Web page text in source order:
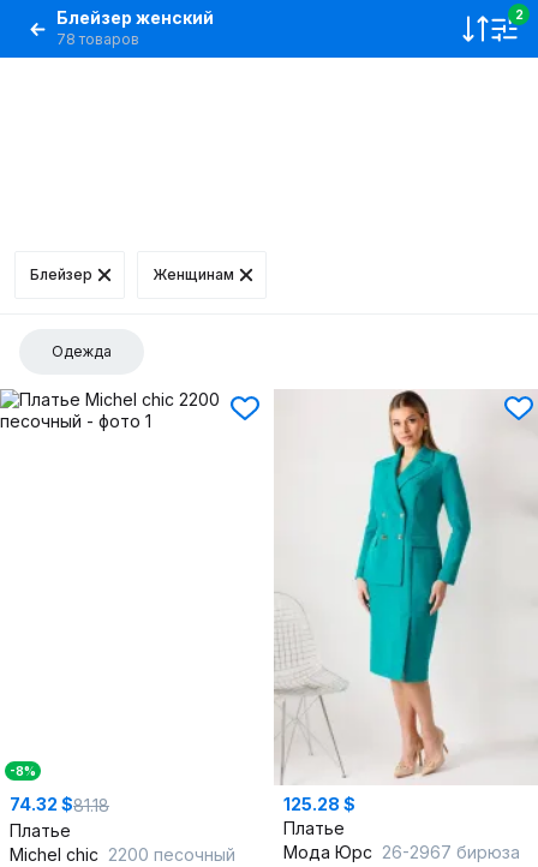
Блейзер женский
78 товаров
2
Блейзер Женщинам
Одежда
-8%
74.32 $81.18
Платье
Michel chic 2200 песочный
125.28 $
Платье
Мода Юрс 26-2967 бирюза